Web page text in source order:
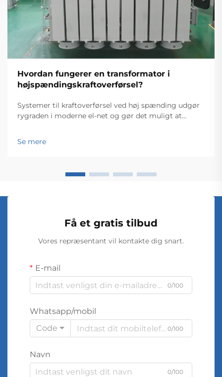
Hvordan fungerer en transformator i
højspændingskraftoverførsel?
Systemer til kraftoverførsel ved høj spænding udgør
rygraden i moderne el-net og gør det muligt at
krafttransformeren, en afgørende komponent, der...
Se mere
Få et gratis tilbud
Vores repræsentant vil kontakte dig snart.
E-mail
0/100
Whatsapp/mobil
Code
0/100
Navn
0/100